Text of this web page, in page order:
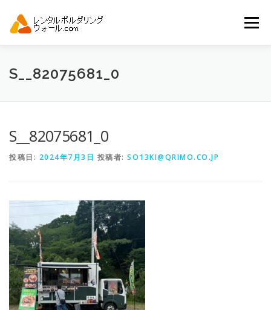
メニュー
トップ 自動見積り
S__82075681_0
S__82075681_0
投稿日: 2024年7月3日 投稿者: SO13KI@QRIMO.CO.JP